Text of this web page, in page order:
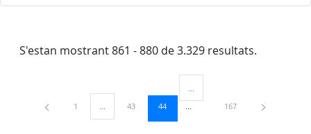
S'estan mostrant 861 - 880 de 3.329 resultats.
Pàgina
1 ...Pàgines intermèdies Utilitzeu TAB per navegar.
Pàgina
43 Pàgina
44
Pàgines intermèdies Utilitzeu
Pàgina
167